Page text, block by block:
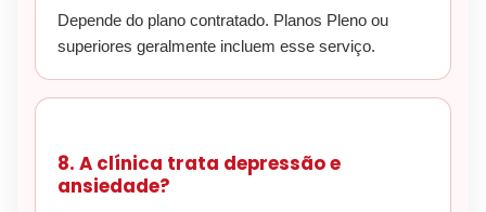
Depende do plano contratado. Planos Pleno ou
superiores geralmente incluem esse serviço.
8. A clínica trata depressão e
ansiedade?